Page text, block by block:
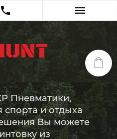
Пневматики,
спорта и отдыха
Вы можете
из